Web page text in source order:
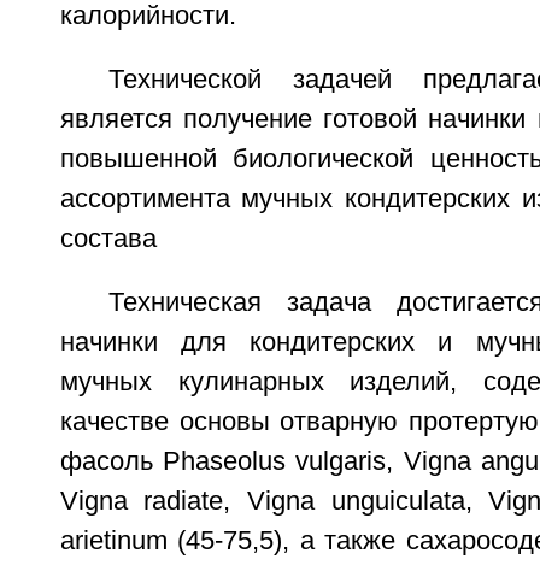
калорийности.
Технической задачей
является получение готовой начинки
повышенной биологической
ассортимента мучных кондитерских
состава
Техническая задача
начинки для кондитерских и
мучных кулинарных изделий,
качестве основы отварную
фасоль Phaseolus vulgaris, Vigna
Vigna radiate, Vigna unguiculata,
arietinum (45-75,5), а также